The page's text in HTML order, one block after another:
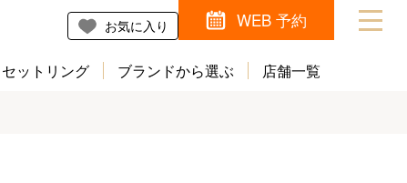
お気に入り WEB 予約
セットリング ブランドから選ぶ 店舗一覧